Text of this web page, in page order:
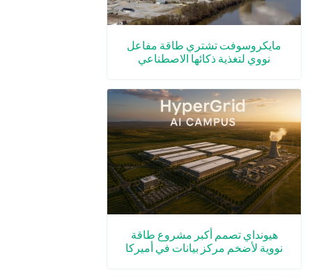
مايكروسوفت تشتري طاقة مفاعل
نووي لتغذية ذكائها الاصطناعي
هيونداي تصمم أكبر مشروع طاقة
نووية لأضخم مركز بيانات في أميركا